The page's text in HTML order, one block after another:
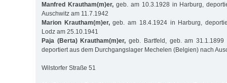
Manfred Krautham(m)er,geb. am 10.3.1928 in Harburg,
Auschwitz am 11.7.1942
Marion Krautham(m)er,geb. am 18.4.1924 in Harburg,
Lodz am 25.10.1941
Paja (Berta) Krautham(m)er, geb. Bartfeld, geb. am 31.1.1899
deportiert aus dem Durchgangslager Mechelen (Belgien) nach
Wilstorfer Straße 51